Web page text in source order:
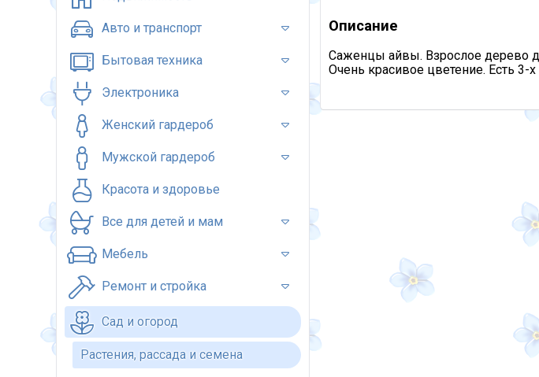
Авто и транспорт
Бытовая техника
Электроника
Женский гардероб
Мужской гардероб
Красота и здоровье
Все для детей и мам
Мебель
Ремонт и стройка
Сад и огород
Растения, рассада и семена
Описание
Саженцы айвы. Взрослое дерево
Очень красивое цветение. Есть 3-